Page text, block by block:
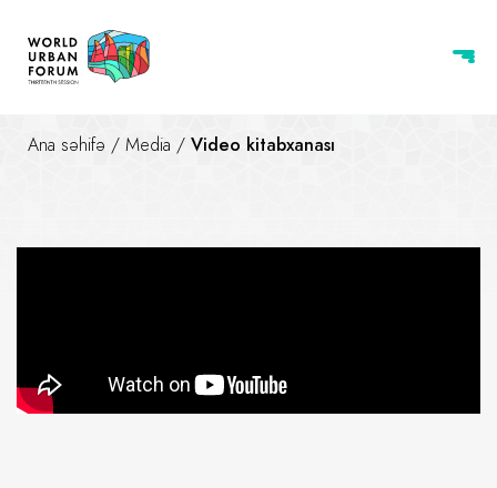
Ana səhifə / Media / Video kitabxanası